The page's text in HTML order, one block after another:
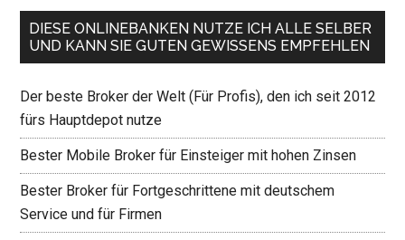
DIESE ONLINEBANKEN NUTZE ICH ALLE SELBER
UND KANN SIE GUTEN GEWISSENS EMPFEHLEN
Der beste Broker der Welt (Für Profis), den ich seit 2012
fürs Hauptdepot nutze
Bester Mobile Broker für Einsteiger mit hohen Zinsen
Bester Broker für Fortgeschrittene mit deutschem
Service und für Firmen